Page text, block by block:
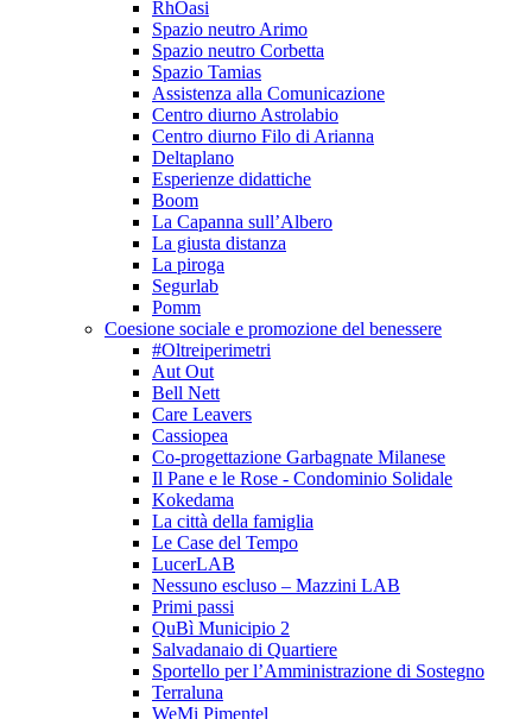
RhOasi
Spazio neutro Arimo
Spazio neutro Corbetta
Spazio Tamias
Assistenza alla Comunicazione
Centro diurno Astrolabio
Centro diurno Filo di Arianna
Deltaplano
Esperienze didattiche
Boom
La Capanna sull’Albero
La giusta distanza
La piroga
Segurlab
Pomm
Coesione sociale e promozione del benessere
#Oltreiperimetri
Aut Out
Bell Nett
Care Leavers
Cassiopea
Co-progettazione Garbagnate Milanese
Il Pane e le Rose - Condominio Solidale
Kokedama
La città della famiglia
Le Case del Tempo
LucerLAB
Nessuno escluso – Mazzini LAB
Primi passi
QuBì Municipio 2
Salvadanaio di Quartiere
Sportello per l’Amministrazione di Sostegno
Terraluna
WeMi Pimentel